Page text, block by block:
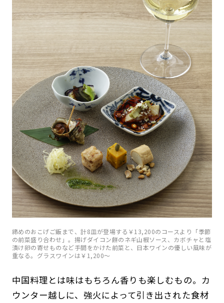
締めのおこげご飯まで、計8皿が登場する￥13,200のコースより「季節
の前菜盛り合わせ」。揚げダイコン餅のネギ山椒ソース、カボチャと塩
漬け卵の寄せものなど手間をかけた前菜と、日本ワインの優しい風味が
重なる。グラスワインは￥1,200〜
中国料理とは味はもちろん香りも楽しむもの。カ
ウンター越しに、強火によって引き出された食材